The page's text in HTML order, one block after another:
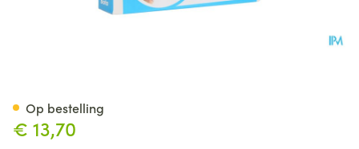
€ 13,70
Op bestelling